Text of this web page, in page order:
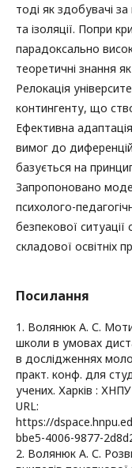
тоді як здобувачі
та ізоляції. Попри
парадоксально
теоретичні знання
Релокація
контингенту, що
Ефективна
вимог до
базується на
Запропоновано
психолого-
безпекової ситуації
складової освітніх
Посилання
1. Волянюк А. С.
школи в умовах
в дослідженнях
практ. конф. для
учених. Харків :
URL:
https://
bbe5-4006-9877-
2. Волянюк А. С.